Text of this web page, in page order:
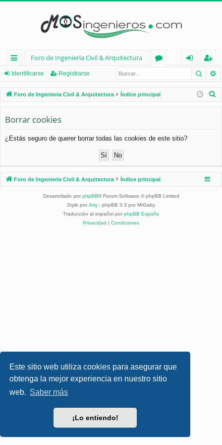
Este sitio web utiliza cookies para asegurar que
obtenga la mejor experiencia en nuestro sitio
web. Saber más
¡Lo entiendo!
nl
ac
es
rá
pi
os
Foro de Ingenieria Civil & Arquitectura
os
nt
ifi
eg
ist
ra
Identificarse Registrarse
Foro de Ingenieria Civil & Arquitectura Índice principal
Borrar cookies
¿Estás seguro de querer borrar todas las cookies de este sitio?
Foro de Ingenieria Civil & Arquitectura Índice principal
Desarrollado por phpBB® Forum Software © phpBB Limited
Style por Arty - phpBB 3.3 por MrGaby
Traducción al español por phpBB España
Privacidad | Condiciones